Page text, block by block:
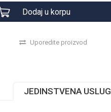
Dodaj u korpu
Uporedite proizvod
JEDINSTVENA